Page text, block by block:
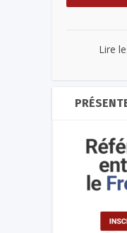
Lire